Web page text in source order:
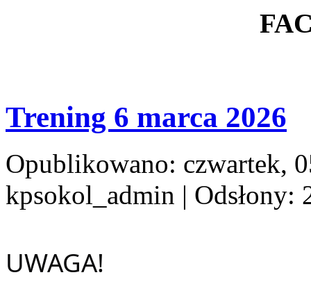
Trening 6 marca 2026
Opublikowano: czwartek,
kpsokol_admin | Odsłony:
UWAGA!